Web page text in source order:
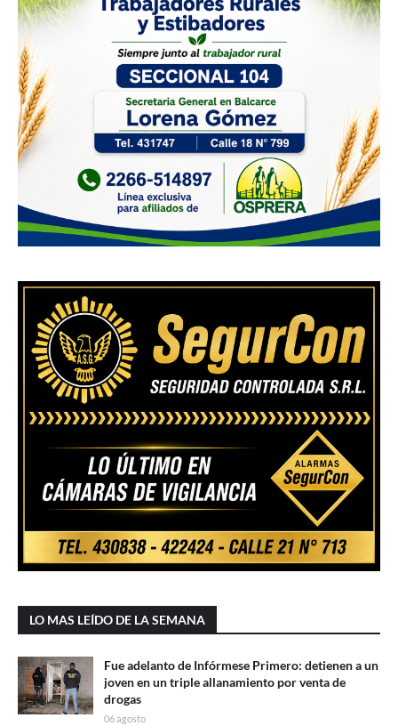
LO MAS LEÍDO DE LA SEMANA
Fue adelanto de Infórmese Primero: detienen a un
joven en un triple allanamiento por venta de
drogas
06 agosto